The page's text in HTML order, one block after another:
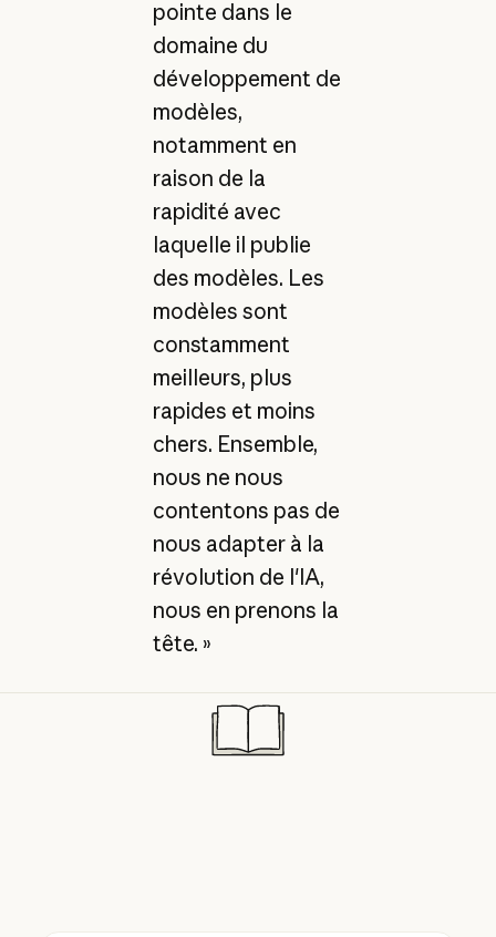
pointe dans le
domaine du
développement de
modèles,
notamment en
raison de la
rapidité avec
laquelle il publie
des modèles. Les
modèles sont
constamment
meilleurs, plus
rapides et moins
chers. Ensemble,
nous ne nous
contentons pas de
nous adapter à la
révolution de l'IA,
nous en prenons la
tête. »